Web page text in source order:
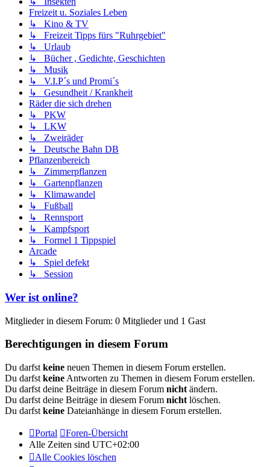
Freizeit u. Soziales Leben
↳ Kino & TV
↳ Freizeit Tipps fürs "Ruhrgebiet"
↳ Urlaub
↳ Bücher , Gedichte, Geschichten
↳ Musik
↳ V.I.P´s und Promi´s
↳ Gesundheit / Krankheit
Räder die sich drehen
↳ PKW
↳ LKW
↳ Zweiräder
↳ Deutsche Bahn DB
Pflanzenbereich
↳ Zimmerpflanzen
↳ Gartenpflanzen
↳ Klimawandel
↳ Fußball
↳ Rennsport
↳ Kampfsport
↳ Formel 1 Tippspiel
Arcade
↳ Spiel defekt
↳ Session
Wer ist online?
Mitglieder in diesem Forum: 0 Mitglieder und 1 Gast
Berechtigungen in diesem Forum
Du darfst keine neuen Themen in diesem Forum erstellen.
Du darfst keine Antworten zu Themen in diesem Forum erstellen.
Du darfst deine Beiträge in diesem Forum nicht ändern.
Du darfst deine Beiträge in diesem Forum nicht löschen.
Du darfst keine Dateianhänge in diesem Forum erstellen.
Portal
Foren-Übersicht
Alle Zeiten sind UTC+02:00
Alle Cookies löschen